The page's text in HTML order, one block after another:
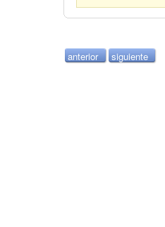
anterior siguiente